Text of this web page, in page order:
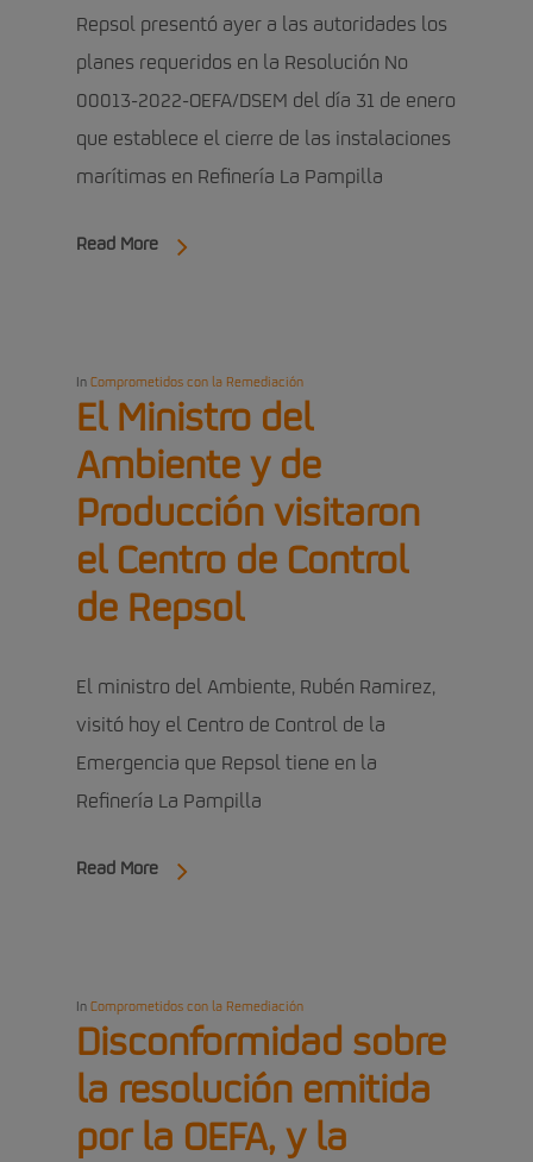
Repsol presentó ayer a las autoridades los
planes requeridos en la Resolución No
00013-2022-OEFA/DSEM del día 31 de enero
que establece el cierre de las instalaciones
marítimas en Refinería La Pampilla
Read More
In Comprometidos con la Remediación
El Ministro del
Ambiente y de
Producción visitaron
el Centro de Control
de Repsol
El ministro del Ambiente, Rubén Ramirez,
visitó hoy el Centro de Control de la
Emergencia que Repsol tiene en la
Refinería La Pampilla
Read More
In Comprometidos con la Remediación
Disconformidad sobre
la resolución emitida
por la OEFA, y la